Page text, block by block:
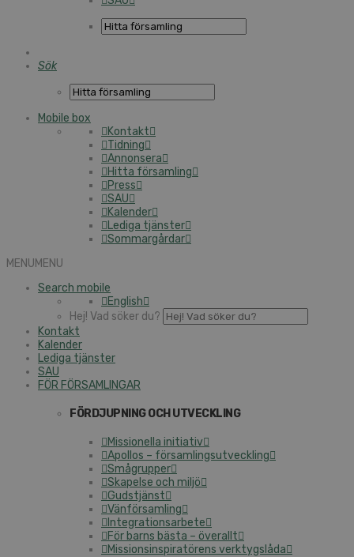
Sök
Mobile box
Kontakt
Tidning
Annonsera
Hitta församling
Press
SAU
Kalender
Lediga tjänster
Sommargårdar
MENUMENU
Search mobile
English
Hej! Vad söker du?
Kontakt
Kalender
Lediga tjänster
SAU
FÖR FÖRSAMLINGAR
FÖRDJUPNING OCH UTVECKLING
Missionella initiativ
Apollos – församlingsutveckling
Smågrupper
Skapelse och miljö
Gudstjänst
Vänförsamling
Integrationsarbete
För barns bästa – överallt
Missionsinspiratörens verktygslåda